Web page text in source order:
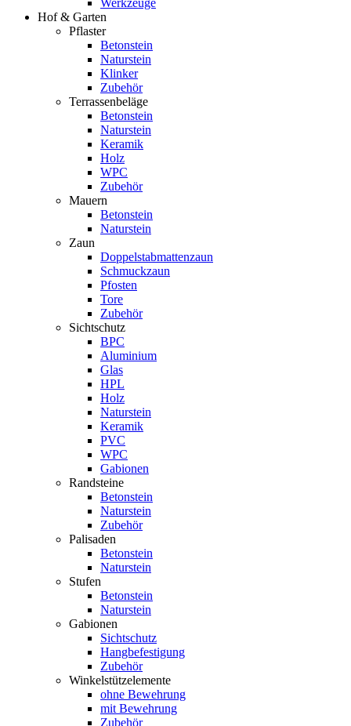
Werkzeuge
Hof & Garten
Pflaster
Betonstein
Naturstein
Klinker
Zubehör
Terrassenbeläge
Betonstein
Naturstein
Keramik
Holz
WPC
Zubehör
Mauern
Betonstein
Naturstein
Zaun
Doppelstabmattenzaun
Schmuckzaun
Pfosten
Tore
Zubehör
Sichtschutz
BPC
Aluminium
Glas
HPL
Holz
Naturstein
Keramik
PVC
WPC
Gabionen
Randsteine
Betonstein
Naturstein
Zubehör
Palisaden
Betonstein
Naturstein
Stufen
Betonstein
Naturstein
Gabionen
Sichtschutz
Hangbefestigung
Zubehör
Winkelstützelemente
ohne Bewehrung
mit Bewehrung
Zubehör